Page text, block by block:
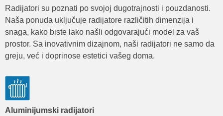
Radijatori su poznati po svojoj dugotrajnosti i pouzdanosti.
Naša ponuda uključuje radijatore različitih dimenzija i
snaga, kako biste lako našli odgovarajući model za vaš
prostor. Sa inovativnim dizajnom, naši radijatori ne samo da
greju, već i doprinose estetici vašeg doma.
Aluminijumski radijatori